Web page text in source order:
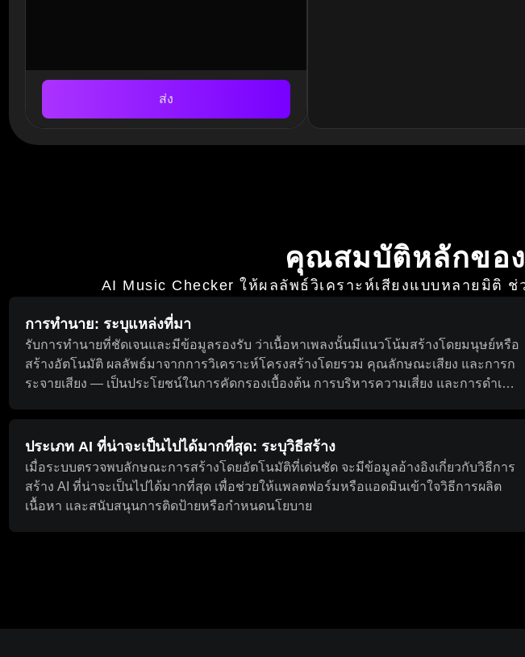
ส่ง
คุณสมบัติหลักของ
AI Music Checker ให้ผลลัพธ์วิเคราะห์เสียงแบบหลายมิติ
การทำนาย: ระบุแหล่งที่มา
รับการทำนายที่ชัดเจนและมีข้อมูลรองรับ ว่าเนื้อหาเพลงนั้นมีแนวโน้มสร้างโดยมนุษย์หรือ
สร้างอัตโนมัติ ผลลัพธ์มาจากการวิเคราะห์โครงสร้างโดยรวม คุณลักษณะเสียง และการก
ระจายเสียง — เป็นประโยชน์ในการคัดกรองเบื้องต้น การบริหารความเสี่ยง และการดำเนิน
ประเภท AI ที่น่าจะเป็นไปได้มากที่สุด: ระบุวิธีสร้าง
เมื่อระบบตรวจพบลักษณะการสร้างโดยอัตโนมัติที่เด่นชัด จะมีข้อมูลอ้างอิงเกี่ยวกับวิธีการ
สร้าง AI ที่น่าจะเป็นไปได้มากที่สุด เพื่อช่วยให้แพลตฟอร์มหรือแอดมินเข้าใจวิธีการผลิต
เนื้อหา และสนับสนุนการติดป้ายหรือกำหนดนโยบาย